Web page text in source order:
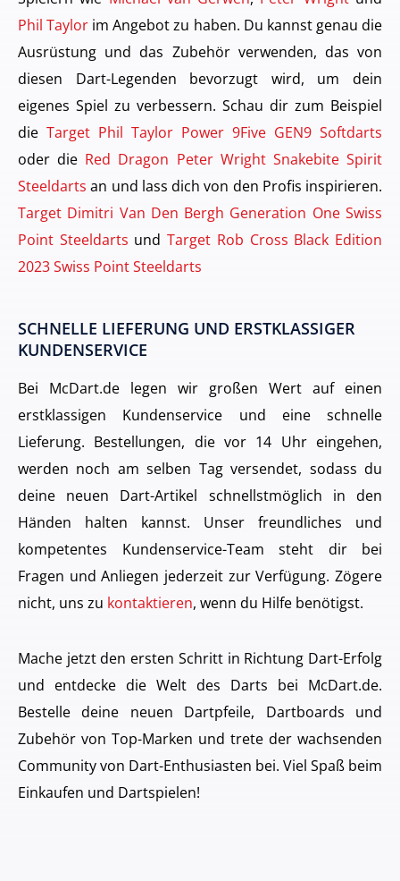
Phil Taylor im Angebot zu haben. Du kannst genau die
Ausrüstung und das Zubehör verwenden, das von
diesen Dart-Legenden bevorzugt wird, um dein
eigenes Spiel zu verbessern. Schau dir zum Beispiel
die Target Phil Taylor Power 9Five GEN9 Softdarts
oder die Red Dragon Peter Wright Snakebite Spirit
Steeldarts an und lass dich von den Profis inspirieren.
Target Dimitri Van Den Bergh Generation One Swiss
Point Steeldarts undTarget Rob Cross Black Edition
2023 Swiss Point Steeldarts
SCHNELLE LIEFERUNG UND ERSTKLASSIGER
KUNDENSERVICE
Bei McDart.de legen wir großen Wert auf einen
erstklassigen Kundenservice und eine schnelle
Lieferung. Bestellungen, die vor 14 Uhr eingehen,
werden noch am selben Tag versendet, sodass du
deine neuen Dart-Artikel schnellstmöglich in den
Händen halten kannst. Unser freundliches und
kompetentes Kundenservice-Team steht dir bei
Fragen und Anliegen jederzeit zur Verfügung. Zögere
nicht, uns zu kontaktieren, wenn du Hilfe benötigst.
Mache jetzt den ersten Schritt in Richtung Dart-Erfolg
und entdecke die Welt des Darts bei McDart.de.
Bestelle deine neuen Dartpfeile, Dartboards und
Zubehör von Top-Marken und trete der wachsenden
Community von Dart-Enthusiasten bei. Viel Spaß beim
Einkaufen und Dartspielen!